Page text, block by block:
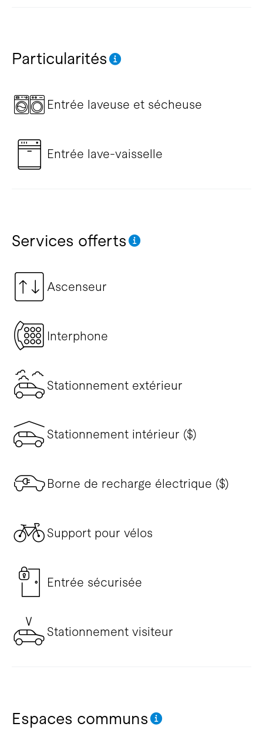
Particularités
Entrée laveuse et sécheuse
Entrée lave-vaisselle
Services offerts
Ascenseur
Interphone
Stationnement extérieur
Stationnement intérieur ($)
Borne de recharge électrique ($)
Support pour vélos
Entrée sécurisée
Stationnement visiteur
Espaces communs